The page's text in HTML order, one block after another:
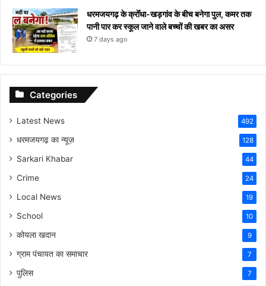
धरमजयगढ़ के क्रोँधा-खड़गांव ​के बीच बनेगा पुल, कमर तक
पानी पार कर स्कूल जाने वाले बच्चों की खबर का असर​
7 days ago
Categories
Latest News 492
धरमजयगढ़ का न्यूज़ 128
Sarkari Khabar 44
Crime 24
Local News 19
School 10
कोयला खदान 9
ग्राम पंचायत का समाचार 7
पुलिस 7